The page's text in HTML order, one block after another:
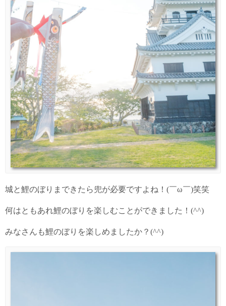
城と鯉のぼりまできたら兜が必要ですよね！(￣ω￣)笑笑
何はともあれ鯉のぼりを楽しむことができました！(^^)
みなさんも鯉のぼりを楽しめましたか？(^^)